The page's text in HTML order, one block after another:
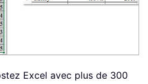
Excel avec plus de 300